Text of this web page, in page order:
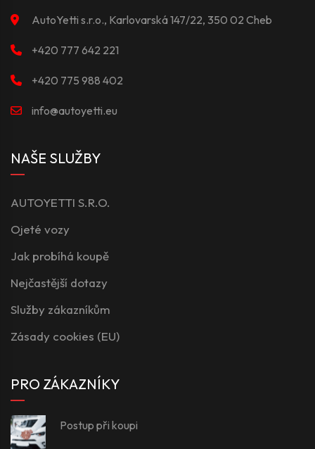
AutoYetti s.r.o., Karlovarská 147/22, 350 02 Cheb
+420 777 642 221
+420 775 988 402
info@autoyetti.eu
NAŠE SLUŽBY
AUTOYETTI S.R.O.
Ojeté vozy
Jak probíhá koupě
Nejčastější dotazy
Služby zákazníkům
Zásady cookies (EU)
PRO ZÁKAZNÍKY
Postup při koupi